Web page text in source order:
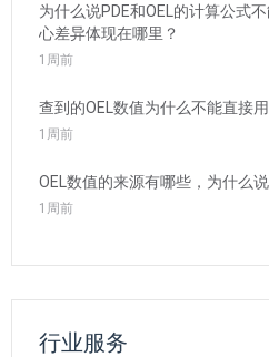
为什么说PDE和OEL的计算公式
心差异体现在哪里？
1周前
查到的OEL数值为什么不能直接
1周前
OEL数值的来源有哪些，为什么
1周前
行业服务